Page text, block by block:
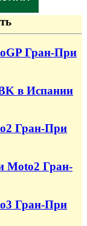
Гран-При
в Испании
Гран-При
Moto2 Гран-
Гран-При